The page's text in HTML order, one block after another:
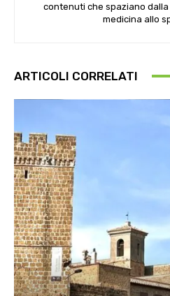
contenuti che spaziano
medicina allo
ARTICOLI CORRELATI